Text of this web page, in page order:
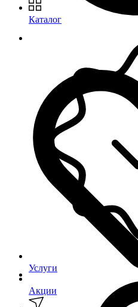
Каталог
Услуги
Акции